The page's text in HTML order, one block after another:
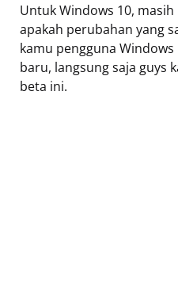
Untuk Windows 10,
apakah perubahan yang
kamu pengguna
baru, langsung saja guys
beta ini.